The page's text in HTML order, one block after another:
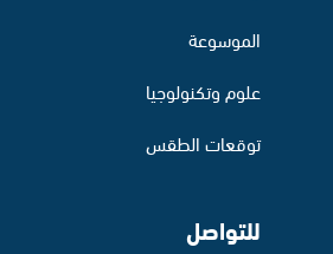
الموسوعة
علوم وتكنولوجيا
توقعات الطقس
للتواصل